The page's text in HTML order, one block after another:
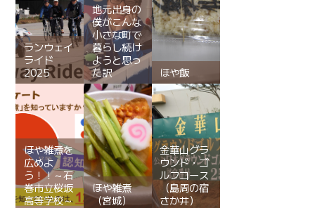
ランウェイ
ライド
2025
地元出身の
僕がこんな
小さな町で
暮らし続け
ようと思っ
た訳
ほや飯
ほや雑煮を
広めよ
う！！～石
巻市立桜坂
高等学校～
ほや雑煮
（宮城）
金華山グラ
ウンド・ゴ
ルフコース
（島周の宿
さか井）